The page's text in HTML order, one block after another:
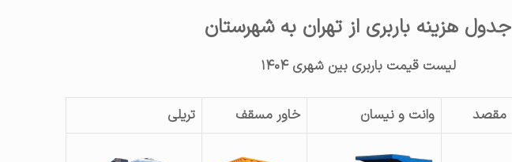
جدول هزینه باربری از تهران به شهرستان
لیست قیمت باربری بین شهری ۱۴۰۴
مقصد وانت و نیسان خاور مسقف تریلی